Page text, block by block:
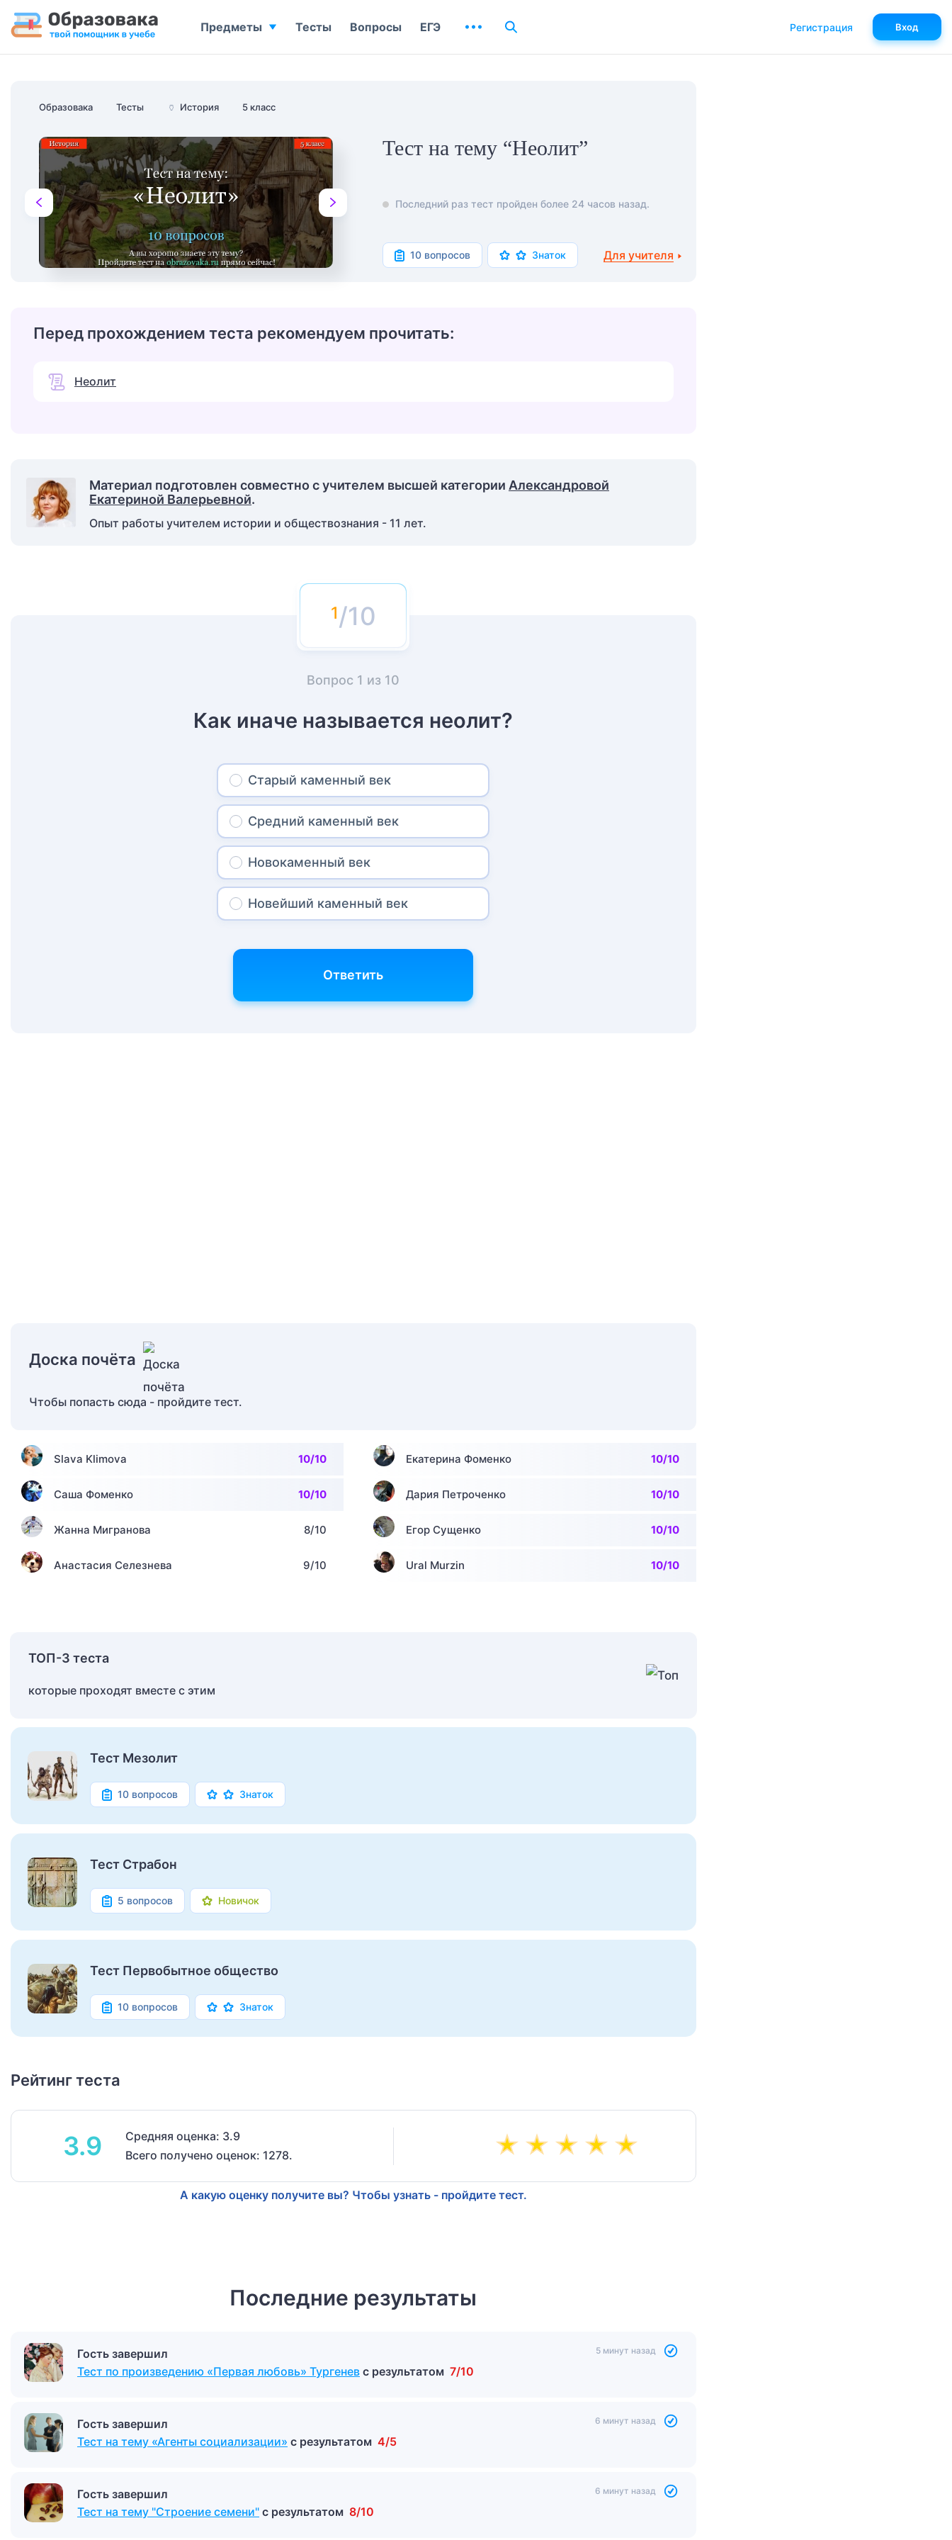
Образовака Тесты 🏺 История 5 класс
Тест на тему “Неолит”
Последний раз тест пройден более 24 часов назад.
10 вопросов Знаток Для учителя
Перед прохождением теста рекомендуем прочитать:
Неолит
Материал подготовлен совместно с учителем высшей категории Александровой
Екатериной Валерьевной.
Опыт работы учителем истории и обществознания - 11 лет.
/10
Вопрос 1 из 10
Как иначе называется неолит?
Старый каменный век
Средний каменный век
Новокаменный век
Новейший каменный век
Ответить
Доска почёта
Чтобы попасть сюда - пройдите тест.
Slava Klimova 10/10 Екатерина Фоменко 10/10
Саша Фоменко 10/10 Дария Петроченко 10/10
Жанна Мигранова 8/10 Егор Сущенко 10/10
Анастасия Селезнева 9/10 Ural Murzin 10/10
ТОП-3 теста
которые проходят вместе с этим
Тест Мезолит
10 вопросов Знаток
Тест Страбон
5 вопросов Новичок
Тест Первобытное общество
10 вопросов Знаток
Рейтинг теста
3.9
Средняя оценка: 3.9
Всего получено оценок: 1278.
А какую оценку получите вы? Чтобы узнать - пройдите тест.
Последние результаты
Гость завершил
Тест по произведению «Первая любовь» Тургенев с результатом 7/10
5 минут назад
Гость завершил
Тест на тему «Агенты социализации» с результатом 4/5
6 минут назад
Гость завершил
Тест на тему "Строение семени" с результатом 8/10
6 минут назад
Предметы Тесты Вопросы ЕГЭ Регистрация Вход